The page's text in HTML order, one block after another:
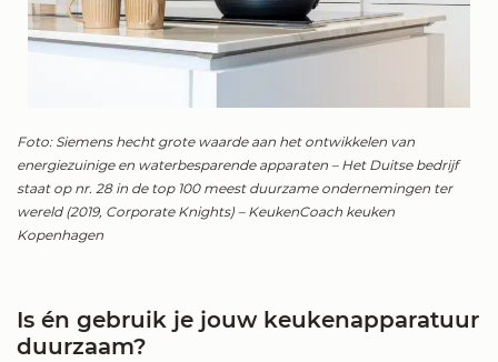
Foto: Siemens hecht grote waarde aan het ontwikkelen van
energiezuinige en waterbesparende apparaten – Het Duitse bedrijf
staat op nr. 28 in de top 100 meest duurzame ondernemingen ter
wereld (2019, Corporate Knights) – KeukenCoach keuken
Kopenhagen
Is én gebruik je jouw keukenapparatuur
duurzaam?